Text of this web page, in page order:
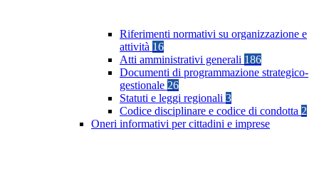
Riferimenti normativi su organizzazione e
attività 16
Atti amministrativi generali 186
Documenti di programmazione strategico-
gestionale 26
Statuti e leggi regionali 3
Codice disciplinare e codice di condotta 2
Oneri informativi per cittadini e imprese